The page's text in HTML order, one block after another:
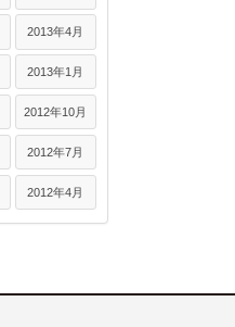
2013年4月
2013年1月
2012年10月
2012年7月
2012年4月